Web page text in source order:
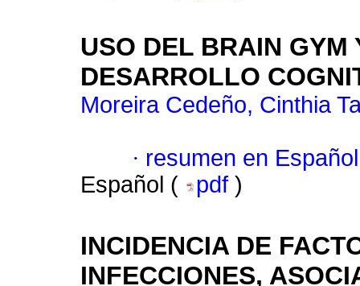
USO DEL BRAIN GYM
DESARROLLO
Moreira Cedeño, Cinthia
· resumen en Español
Español (
pdf )
INCIDENCIA DE
INFECCIONES,